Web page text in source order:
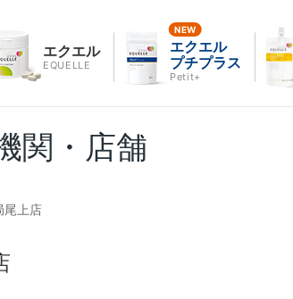
エクエル
EQUELLE
エクエル
プチプラス
Petit+
関・店舗
尾上店